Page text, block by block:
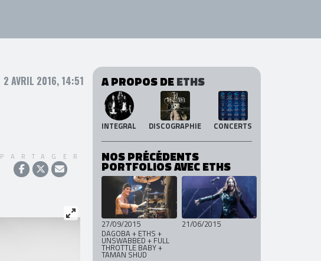
2 AVRIL 2016, 14:51
PARTAGER
A PROPOS DEETHS
INTEGRAL DISCOGRAPHIE CONCERTS
NOS PRÉCÉDENTS
PORTFOLIOS AVEC ETHS
27/09/2015
DAGOBA + ETHS +
UNSWABBED + FULL
THROTTLE BABY +
TAMAN SHUD
21/06/2015